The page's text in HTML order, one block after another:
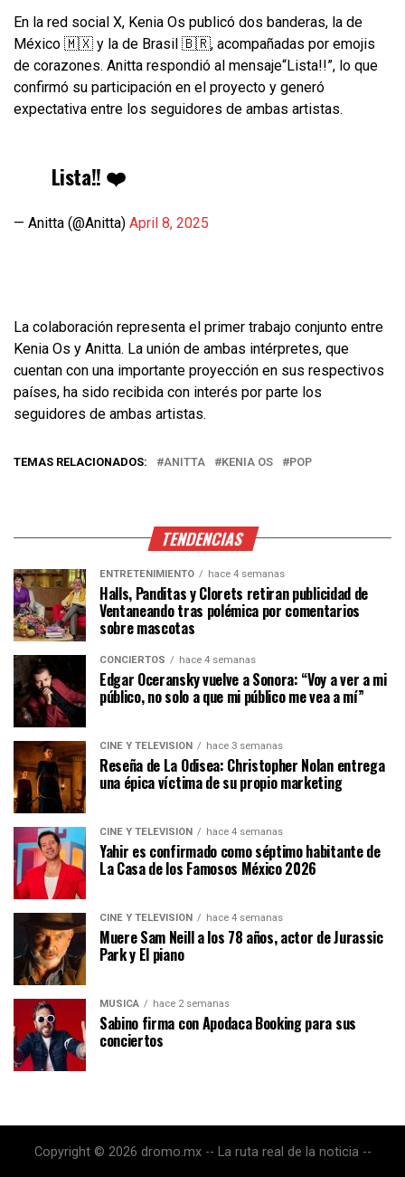
En la red social X, Kenia Os publicó dos banderas, la de
México 🇲🇽 y la de Brasil 🇧🇷, acompañadas por emojis
de corazones. Anitta respondió al mensaje“Lista!!”, lo que
confirmó su participación en el proyecto y generó
expectativa entre los seguidores de ambas artistas.
Lista!! ❤️
— Anitta (@Anitta) April 8, 2025
La colaboración representa el primer trabajo conjunto entre
Kenia Os y Anitta. La unión de ambas intérpretes, que
cuentan con una importante proyección en sus respectivos
países, ha sido recibida con interés por parte los
seguidores de ambas artistas.
TEMAS RELACIONADOS: ANITTA KENIA OS POP
TENDENCIAS
ENTRETENIMIENTO hace 4 semanas
Halls, Panditas y Clorets retiran publicidad de
Ventaneando tras polémica por comentarios
sobre mascotas
CONCIERTOS hace 4 semanas
Edgar Oceransky vuelve a Sonora: “Voy a ver a mi
público, no solo a que mi público me vea a mí”
CINE Y TELEVISIÓN hace 3 semanas
Reseña de La Odisea: Christopher Nolan entrega
una épica víctima de su propio marketing
CINE Y TELEVISIÓN hace 4 semanas
Yahir es confirmado como séptimo habitante de
La Casa de los Famosos México 2026
CINE Y TELEVISIÓN hace 4 semanas
Muere Sam Neill a los 78 años, actor de Jurassic
Park y El piano
MÚSICA hace 2 semanas
Sabino firma con Apodaca Booking para sus
conciertos
Copyright © 2026 dromo.mx -- La ruta real de la noticia --